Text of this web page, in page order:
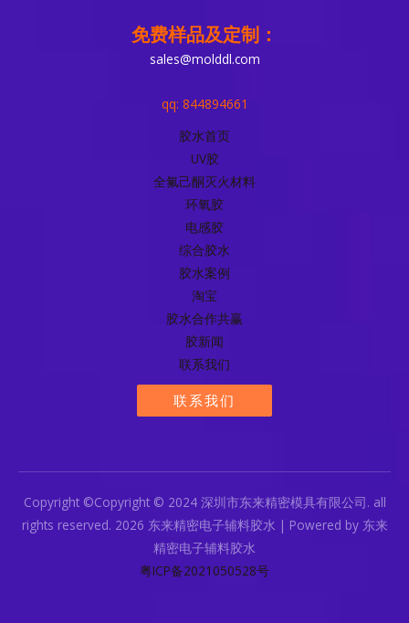
免费样品及定制：
sales@molddl.com
qq: 844894661
胶水首页
UV胶
全氟己酮灭火材料
环氧胶
电感胶
综合胶水
胶水案例
淘宝
胶水合作共赢
胶新闻
联系我们
联系我们
Copyright ©Copyright © 2024 深圳市东来精密模具有限公司. all
rights reserved. 2026 东来精密电子辅料胶水 | Powered by 东来
精密电子辅料胶水
粤ICP备2021050528号